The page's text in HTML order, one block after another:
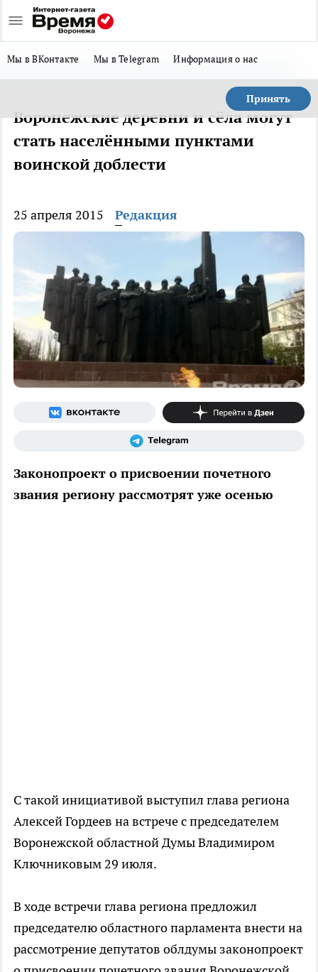
Мы в ВКонтакте Мы в Telegram Информация о нас
Принять
Воронежские деревни и сёла могут
стать населёнными пунктами
воинской доблести
25 апреля 2015 Редакция
Законопроект о присвоении почетного
звания региону рассмотрят уже осенью
С такой инициативой выступил глава региона
Алексей Гордеев на встрече с председателем
Воронежской областной Думы Владимиром
Ключниковым 29 июля.
В ходе встречи глава региона предложил
председателю областного парламента внести на
рассмотрение депутатов облдумы законопроект